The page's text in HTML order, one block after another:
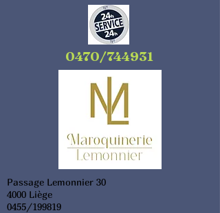
0470/744931
Passage Lemonnier 30
4000 Liège
0455/199819